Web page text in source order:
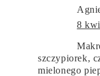
8
szczypiorek,
mielonego